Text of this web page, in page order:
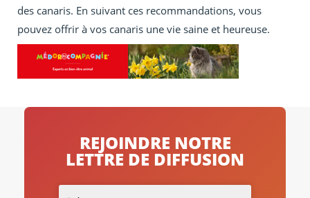
des canaris. En suivant ces recommandations, vous
pouvez offrir à vos canaris une vie saine et heureuse.
REJOINDRE NOTRE
LETTRE DE DIFFUSION